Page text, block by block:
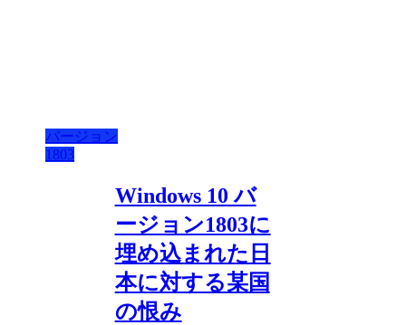
バージョン
1803
Windows 10 バ
ージョン1803に
埋め込まれた日
本に対する某国
の恨み